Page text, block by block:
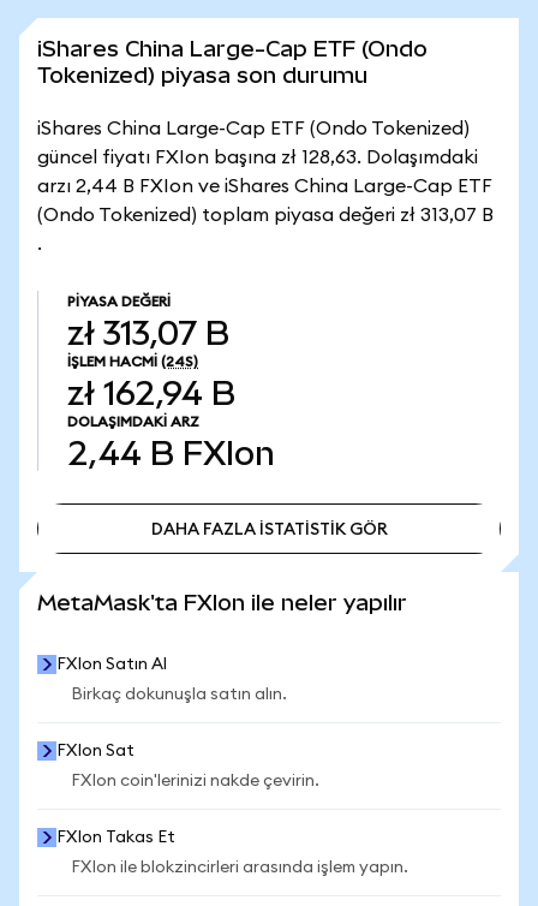
iShares China Large-Cap ETF (Ondo
Tokenized) piyasa son durumu
iShares China Large-Cap ETF (Ondo Tokenized)
güncel fiyatı FXIon başına zł 128,63. Dolaşımdaki
arzı 2,44 B FXIon ve iShares China Large-Cap ETF
(Ondo Tokenized) toplam piyasa değeri zł 313,07 B
.
PIYASA DEĞERI
zł 313,07 B
İŞLEM HACMI (24S)
zł 162,94 B
DOLAŞIMDAKI ARZ
2,44 B FXIon
DAHA FAZLA İSTATİSTİK GÖR
MetaMask'ta FXIon ile neler yapılır
FXIon Satın Al
Birkaç dokunuşla satın alın.
FXIon Sat
FXIon coin'lerinizi nakde çevirin.
FXIon Takas Et
FXIon ile blokzincirleri arasında işlem yapın.